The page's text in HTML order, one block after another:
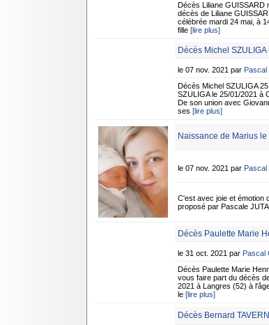
Décès Liliane GUISSARD
décès de Liliane
célébrée mardi 24 mai, à
fille [lire plus]
Décès Michel
le 07 nov. 2021 par Pascal
Décès Michel SZULIGA
SZULIGA le 25/01/2021 à
De son union avec
ses [lire plus]
Naissance de Marius
le 07 nov. 2021 par Pascal
C'est avec joie et émotion
proposé par Pascale
Décès Paulette Marie
le 31 oct. 2021 par Pascal
Décès Paulette Marie
vous faire part du décès
2021 à Langres (52) à
le [lire plus]
Décès Bernard